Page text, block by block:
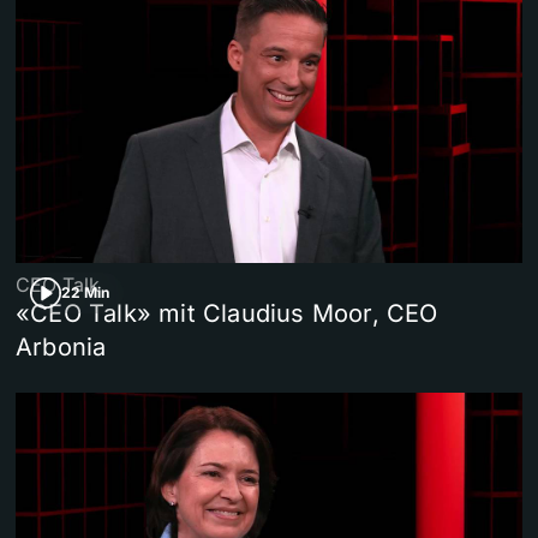
22 Min
CEO Talk
«CEO Talk» mit Claudius Moor, CEO
Arbonia